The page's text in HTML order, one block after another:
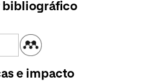
bibliográfico
e impacto